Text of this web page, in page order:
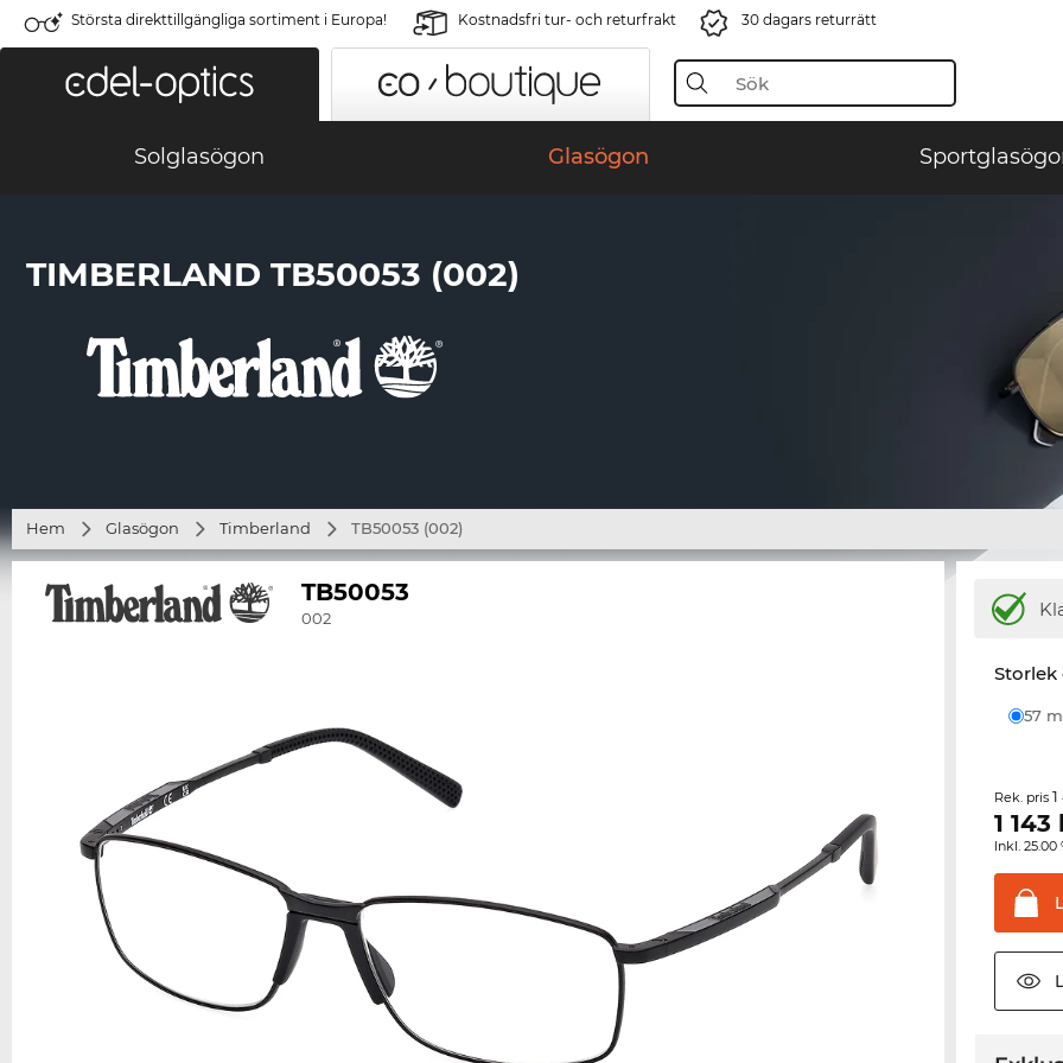
Största direkttillgängliga sortiment i Europa! Kostnadsfri tur- och returfrakt 30 dagars returrätt
Solglasögon Glasögon
TIMBERLAND TB50053 (002)
Hem Glasögon Timberland TB50053 (002)
TB50053
002
57
Rek. pris
1 143
Inkl.